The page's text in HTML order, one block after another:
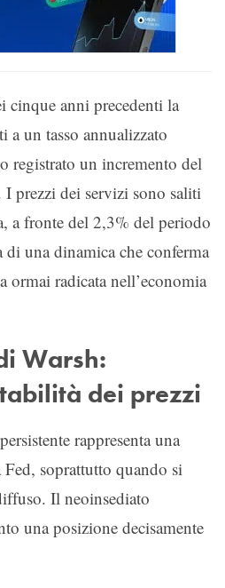
cinque anni precedenti la
a un tasso annualizzato
registrato un incremento del
prezzi dei servizi sono saliti
a fronte del 2,3% del periodo
una dinamica che conferma
ormai radicata nell’economia
Warsh:
dei prezzi
rappresenta una
soprattutto quando si
Il neoinsediato
una posizione decisamente